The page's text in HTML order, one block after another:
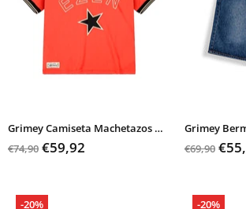
Grimey Camiseta Machetazos Boxy Soccer Jersey
€74,90 €59,92
€69,90
-20% -20%